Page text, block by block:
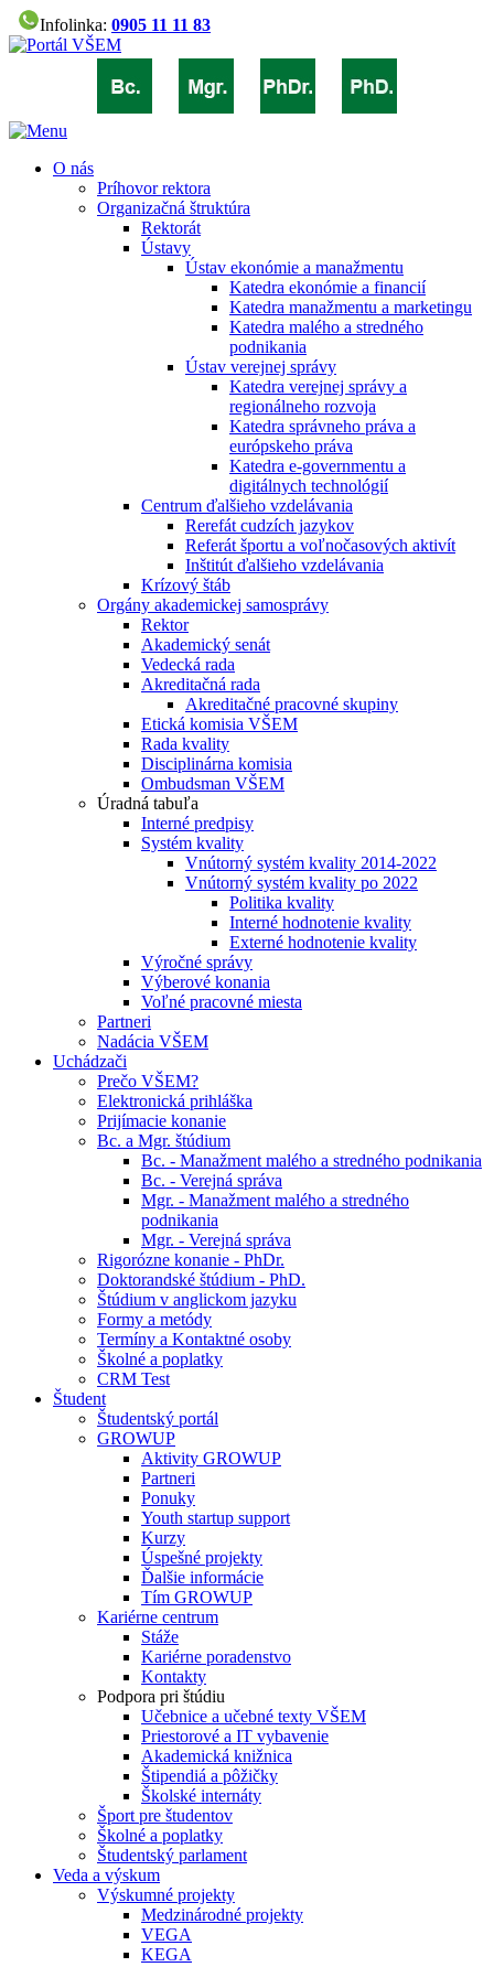
Infolinka: 0905 11 11 83
O nás
Príhovor rektora
Organizačná štruktúra
Rektorát
Ústavy
Ústav ekonómie a manažmentu
Katedra ekonómie a financií
Katedra manažmentu a marketingu
Katedra malého a stredného
podnikania
Ústav verejnej správy
Katedra verejnej správy a
regionálneho rozvoja
Katedra správneho práva a
európskeho práva
Katedra e-governmentu a
digitálnych technológií
Centrum ďalšieho vzdelávania
Rerefát cudzích jazykov
Referát športu a voľnočasových aktivít
Inštitút ďalšieho vzdelávania
Krízový štáb
Orgány akademickej samosprávy
Rektor
Akademický senát
Vedecká rada
Akreditačná rada
Akreditačné pracovné skupiny
Etická komisia VŠEM
Rada kvality
Disciplinárna komisia
Ombudsman VŠEM
Úradná tabuľa
Interné predpisy
Systém kvality
Vnútorný systém kvality 2014-2022
Vnútorný systém kvality po 2022
Politika kvality
Interné hodnotenie kvality
Externé hodnotenie kvality
Výročné správy
Výberové konania
Voľné pracovné miesta
Partneri
Nadácia VŠEM
Uchádzači
Prečo VŠEM?
Elektronická prihláška
Prijímacie konanie
Bc. a Mgr. štúdium
Bc. - Manažment malého a stredného podnikania
Bc. - Verejná správa
Mgr. - Manažment malého a stredného
podnikania
Mgr. - Verejná správa
Rigorózne konanie - PhDr.
Doktorandské štúdium - PhD.
Štúdium v anglickom jazyku
Formy a metódy
Termíny a Kontaktné osoby
Školné a poplatky
CRM Test
Študent
Študentský portál
GROWUP
Aktivity GROWUP
Partneri
Ponuky
Youth startup support
Kurzy
Úspešné projekty
Ďalšie informácie
Tím GROWUP
Kariérne centrum
Stáže
Kariérne poradenstvo
Kontakty
Podpora pri štúdiu
Učebnice a učebné texty VŠEM
Priestorové a IT vybavenie
Akademická knižnica
Štipendiá a pôžičky
Školské internáty
Šport pre študentov
Školné a poplatky
Študentský parlament
Veda a výskum
Výskumné projekty
Medzinárodné projekty
VEGA
KEGA